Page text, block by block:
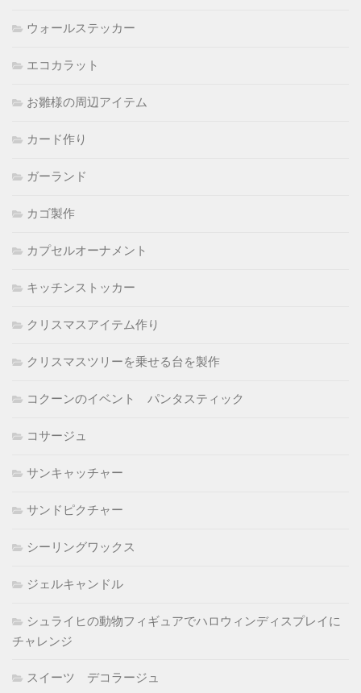
ウォールステッカー
エコカラット
お雛様の周辺アイテム
カード作り
ガーランド
カゴ製作
カプセルオーナメント
キッチンストッカー
クリスマスアイテム作り
クリスマスツリーを乗せる台を製作
コクーンのイベント パンタスティック
コサージュ
サンキャッチャー
サンドピクチャー
シーリングワックス
ジェルキャンドル
シュライヒの動物フィギュアでハロウィンディスプレイに
チャレンジ
スイーツ デコラージュ